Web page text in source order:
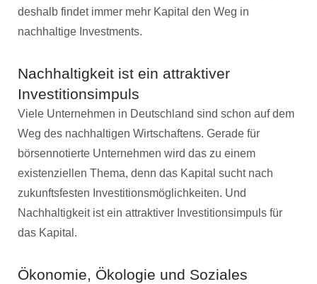
deshalb findet immer mehr Kapital den Weg in
nachhaltige Investments.
Nachhaltigkeit ist ein attraktiver
Investitionsimpuls
Viele Unternehmen in Deutschland sind schon auf dem
Weg des nachhaltigen Wirtschaftens. Gerade für
börsennotierte Unternehmen wird das zu einem
existenziellen Thema, denn das Kapital sucht nach
zukunftsfesten Investitionsmöglichkeiten. Und
Nachhaltigkeit ist ein attraktiver Investitionsimpuls für
das Kapital.
Ökonomie, Ökologie und Soziales